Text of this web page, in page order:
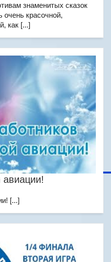
знаменитых сказок
красочной,
как [...]
авиации!
[...]